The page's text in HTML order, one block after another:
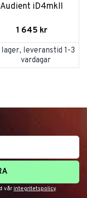
Audient iD4mkII
1 645 kr
lager, leveranstid 1-3
vardagar
vår integritetspolicy.